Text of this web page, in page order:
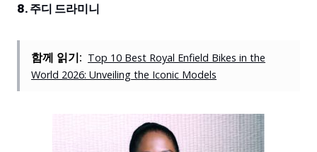
8. 주디 드라미니
함께 읽기: Top 10 Best Royal Enfield Bikes in the
World 2026: Unveiling the Iconic Models